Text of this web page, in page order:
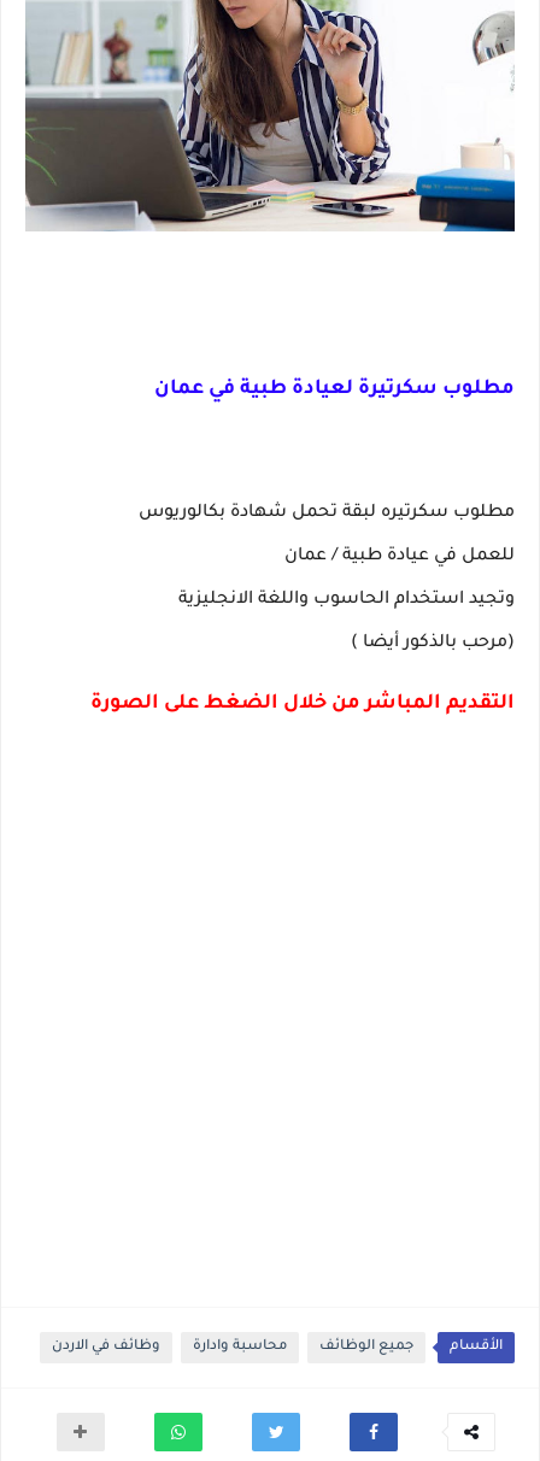
مطلوب سكرتيرة لعيادة طبية في عمان
مطلوب سكرتيره لبقة تحمل شهادة بكالوريوس
للعمل في عيادة طبية / عمان
وتجيد استخدام الحاسوب واللغة الانجليزية
(مرحب بالذكور أيضا )
التقديم المباشر من خلال الضغط على الصورة
الأقسام جميع الوظائف محاسبة وادارة وظائف في الاردن